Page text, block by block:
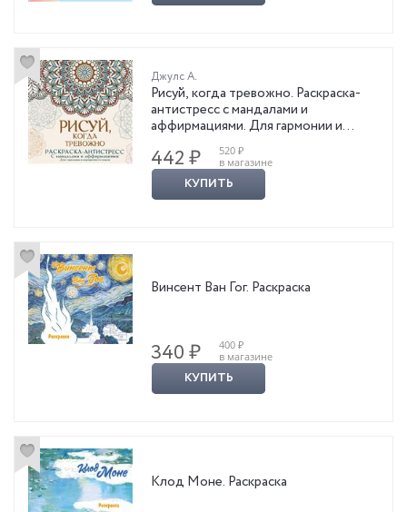
Джулс А.
Рисуй, когда тревожно. Раскраска-
антистресс с мандалами и
аффирмациями. Для гармонии и
внутреннего покоя
442 ₽
520 ₽
в магазине
КУПИТЬ
Винсент Ван Гог. Раскраска
340 ₽
400 ₽
в магазине
КУПИТЬ
Клод Моне. Раскраска